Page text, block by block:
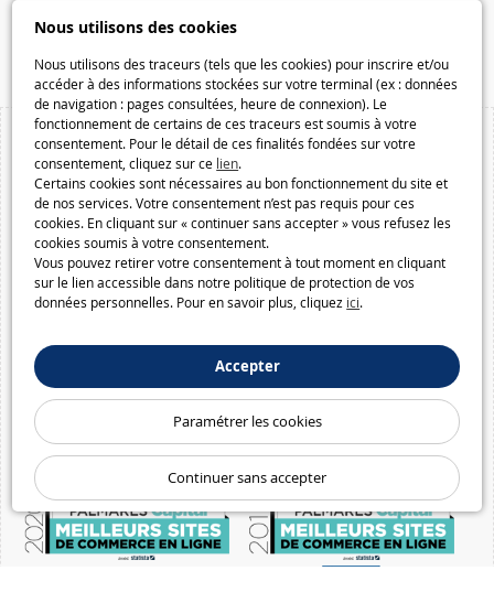
Nous utilisons des cookies
Nous utilisons des traceurs (tels que les cookies) pour inscrire et/ou
accéder à des informations stockées sur votre terminal (ex : données
de navigation : pages consultées, heure de connexion). Le
fonctionnement de certains de ces traceurs est soumis à votre
consentement. Pour le détail de ces finalités fondées sur votre
consentement, cliquez sur ce lien.
Certains cookies sont nécessaires au bon fonctionnement du site et
de nos services. Votre consentement n’est pas requis pour ces
cookies. En cliquant sur « continuer sans accepter » vous refusez les
cookies soumis à votre consentement.
Vous pouvez retirer votre consentement à tout moment en cliquant
sur le lien accessible dans notre politique de protection de vos
données personnelles. Pour en savoir plus, cliquez ici.
Accepter
Paramétrer les cookies
Continuer sans accepter